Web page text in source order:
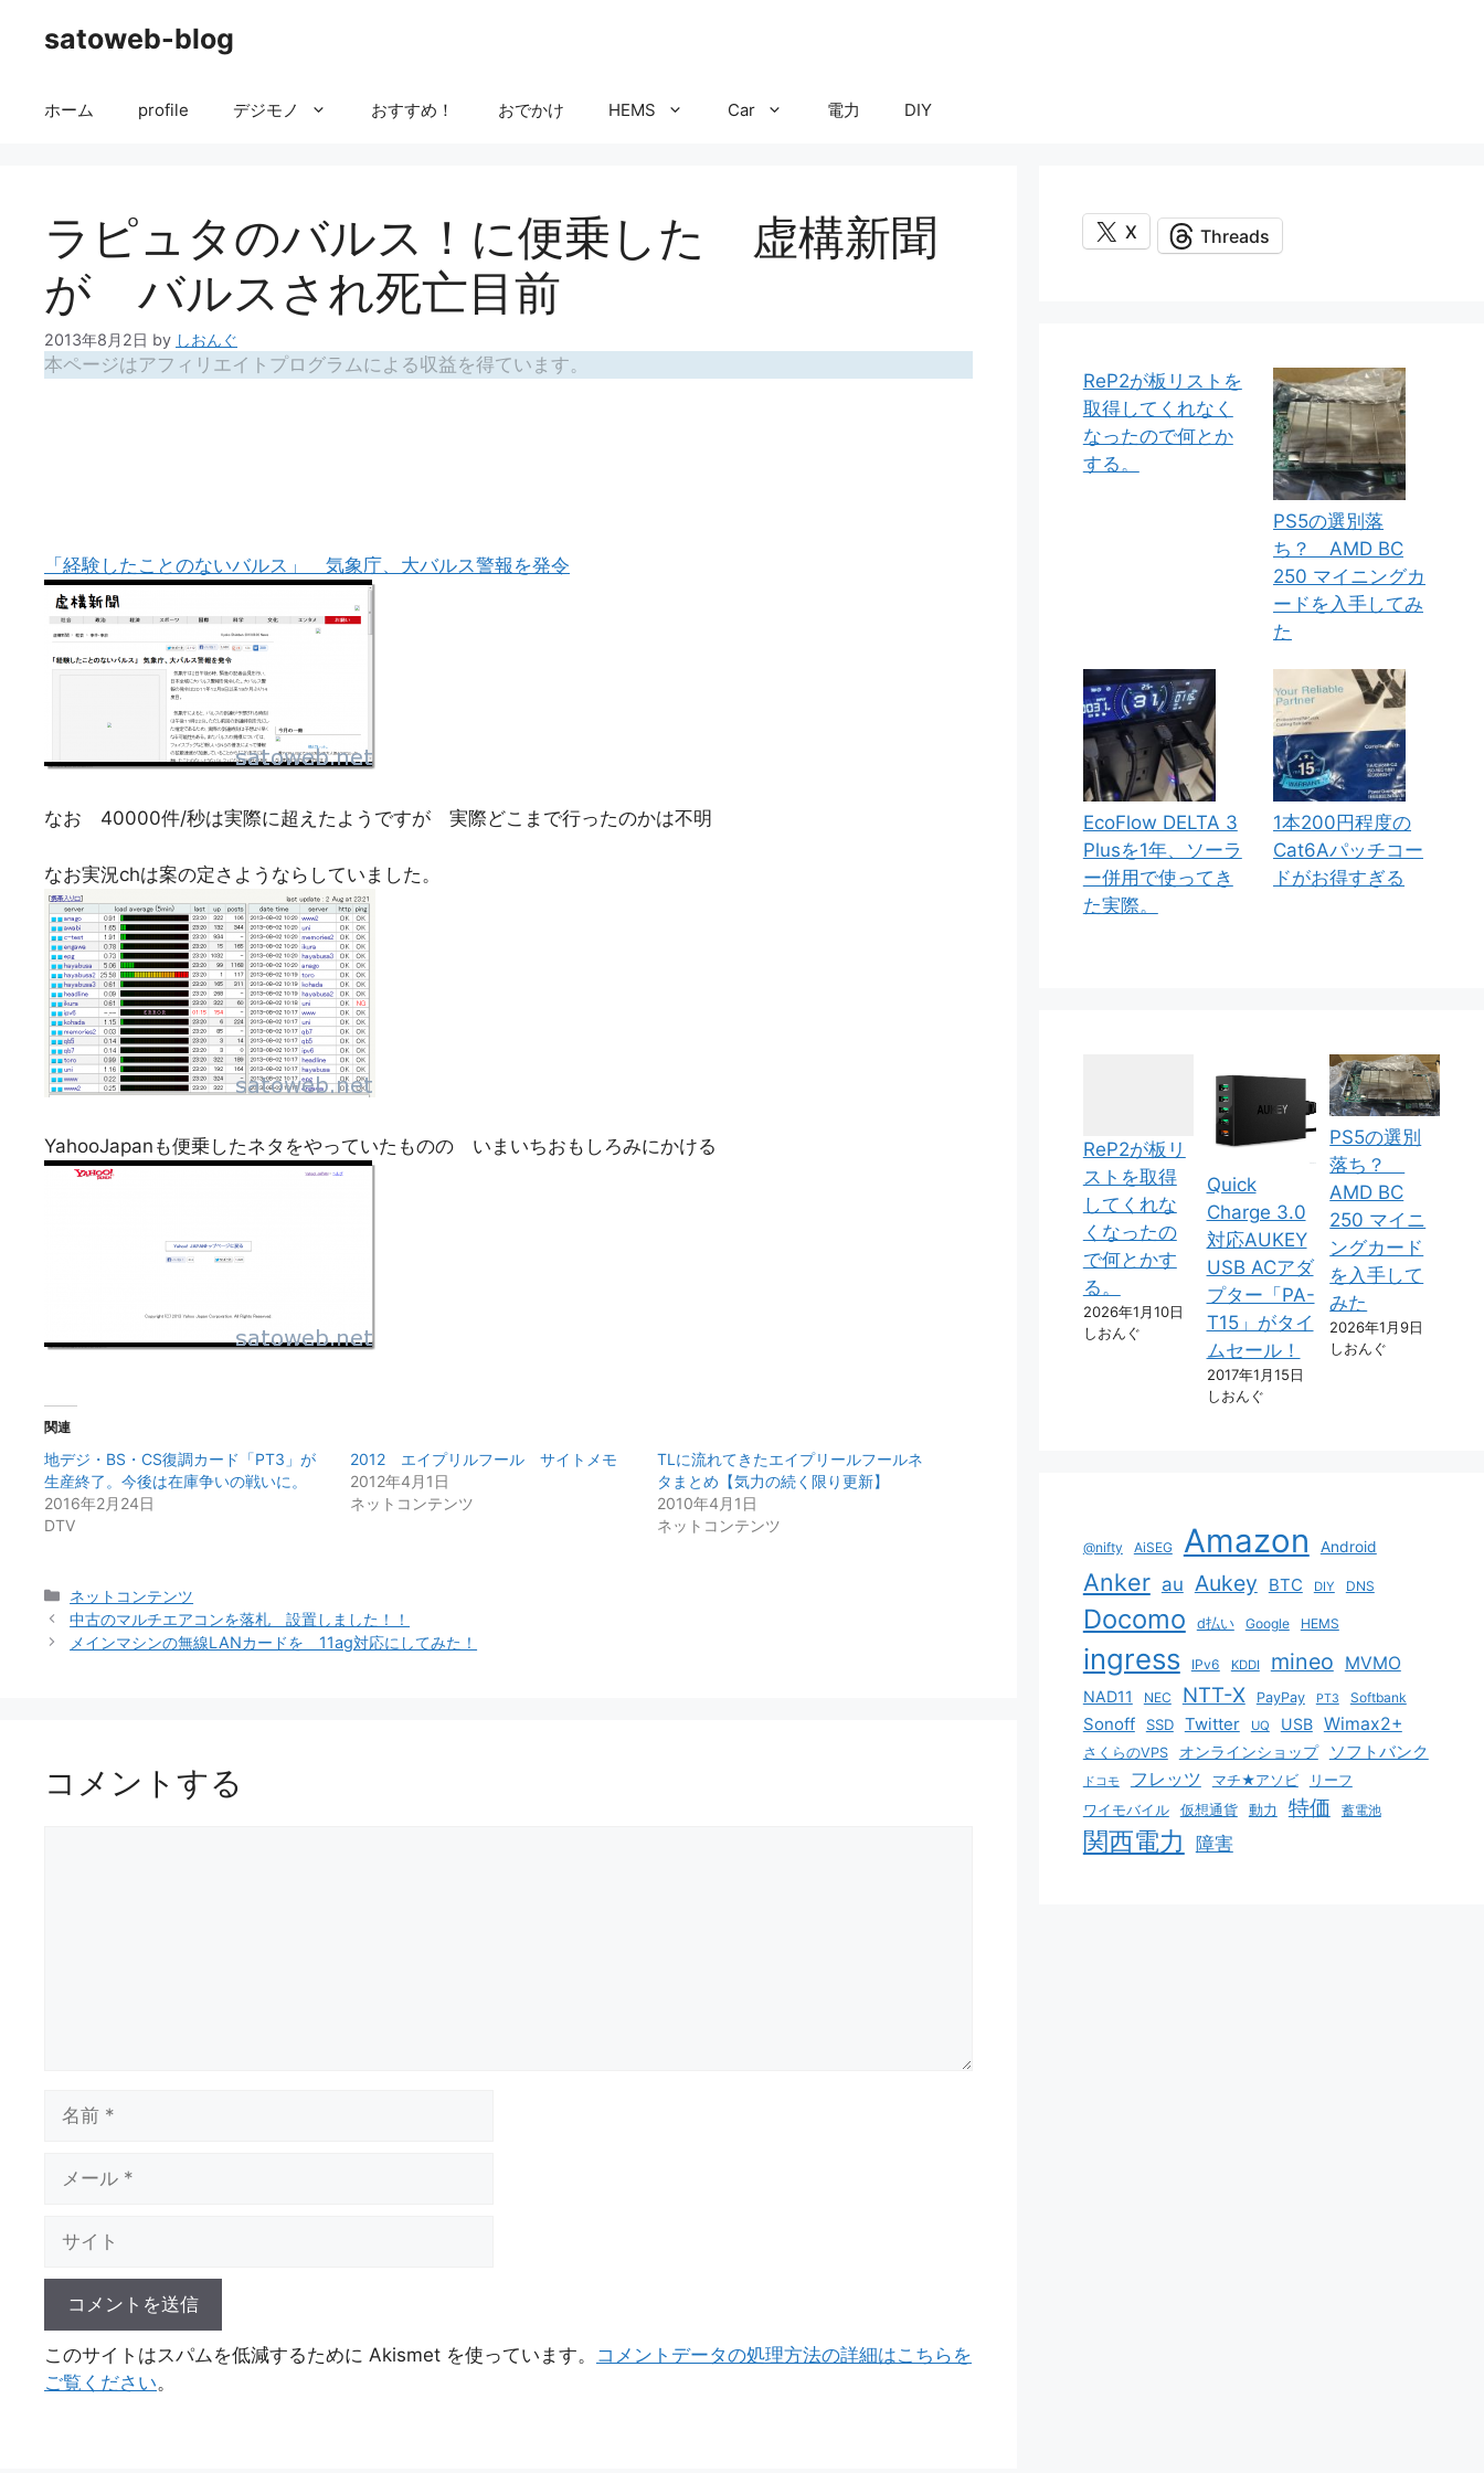
satoweb-blog
ホーム profile デジモノ おすすめ！ おでかけ HEMS Car 電力 DIY
ラピュタのバルス！に便乗した 虚構新聞
が バルスされ死亡目前
2013年8月2日 by しおんぐ
本ページはアフィリエイトプログラムによる収益を得ています。
「経験したことのないバルス」 気象庁、大バルス警報を発令
なお 40000件/秒は実際に超えたようですが 実際どこまで行ったのかは不明
なお実況chは案の定さようならしていました。
YahooJapanも便乗したネタをやっていたものの いまいちおもしろみにかける
関連
地デジ・BS・CS復調カード「PT3」が
生産終了。今後は在庫争いの戦いに。
2016年2月24日
DTV
2012 エイプリルフール サイトメモ
2012年4月1日
ネットコンテンツ
TLに流れてきたエイプリールフールネ
タまとめ【気力の続く限り更新】
2010年4月1日
ネットコンテンツ
カ
テ
ゴ
ネットコンテンツ
中古のマルチエアコンを落札 設置しました！！
メインマシンの無線LANカードを 11ag対応にしてみた！
コメントする
ト
このサイトはスパムを低減するために Akismet を使っています。 コメントデータの処理方法の詳細はこちらを
ご覧ください。
X Threads
ReP2が板リストを
取得してくれなく
なったので何とか
する。
PS5の選別落
ち？ AMD BC
250 マイニングカ
ードを入手してみ
た
EcoFlow DELTA 3
Plusを1年、ソーラ
ー併用で使ってき
た実際。
1本200円程度の
Cat6Aパッチコー
ドがお得すぎる
ReP2が板リ
ストを取得
してくれな
くなったの
で何とかす
る。
2026年1月10日
しおんぐ
Quick
Charge 3.0
対応AUKEY
USB ACアダ
プター「PA-
T15」がタイ
ムセール！
2017年1月15日
しおんぐ
PS5の選別
落ち？
AMD BC
250 マイニ
ングカード
を入手して
みた
2026年1月9日
しおんぐ
@nifty AiSEG Amazon Android
Anker au Aukey BTC DIY DNS
Docomo d払い Google HEMS
ingress IPv6 KDDI mineo MVMO
NAD11 NEC NTT-X PayPay PT3 Softbank
Sonoff SSD Twitter UQ USB Wimax2+
さくらのVPS オンラインショップ ソフトバンク
ドコモ フレッツ マチ★アソビ
リーフ
ワイモバイル
仮想通貨 動力 特価 蓄電池
関西電力 障害